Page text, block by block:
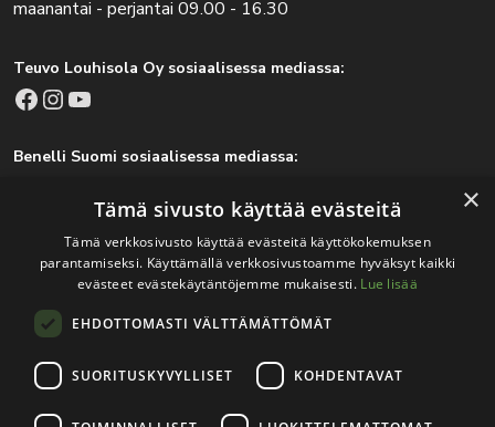
maanantai - perjantai 09.00 - 16.30
Teuvo Louhisola Oy sosiaalisessa mediassa:
Facebook Instagram YouTube
Benelli Suomi sosiaalisessa mediassa:
Tärkeitä linkkejä
Rekisteri- ja tietosuojaseloste
Jälleenmyyjät
Tapahtumat
×
Tämä sivusto käyttää evästeitä
Tämä verkkosivusto käyttää evästeitä käyttökokemuksen
parantamiseksi. Käyttämällä verkkosivustoamme hyväksyt kaikki
evästeet evästekäytäntöjemme mukaisesti. Lue lisää
EHDOTTOMASTI VÄLTTÄMÄTTÖMÄT
SUORITUSKYVYLLISET KOHDENTAVAT